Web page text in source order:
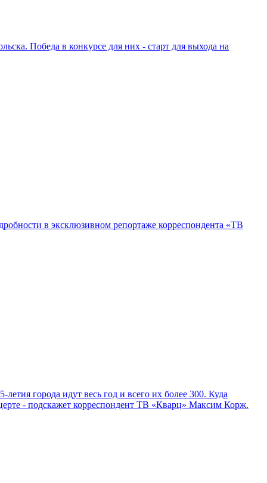
Победа в конкурсе для них - старт для выхода на
в эксклюзивном репортаже корреспондента «ТВ
города идут весь год и всего их более 300. Куда
- подскажет корреспондент ТВ «Кварц» Максим Корж.